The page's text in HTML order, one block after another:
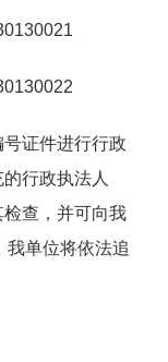
证件进行行政
行政执法人
查，并可向我
我单位将依法追